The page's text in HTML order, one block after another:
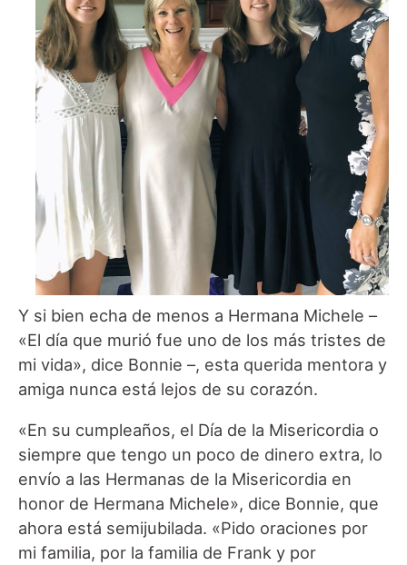
Y si bien echa de menos a Hermana Michele –
«El día que murió fue uno de los más tristes de
mi vida», dice Bonnie –, esta querida mentora y
amiga nunca está lejos de su corazón.
«En su cumpleaños, el Día de la Misericordia o
siempre que tengo un poco de dinero extra, lo
envío a las Hermanas de la Misericordia en
honor de Hermana Michele», dice Bonnie, que
ahora está semijubilada. «Pido oraciones por
mi familia, por la familia de Frank y por